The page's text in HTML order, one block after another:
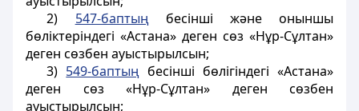
2) 547-баптың бесінші және оныншы
бөліктеріндегі «Астана» деген сөз «Нұр-Сұлтан»
деген сөзбен ауыстырылсын;
3) 549-баптың бесінші бөлігіндегі «Астана»
деген сөз «Нұр-Сұлтан» деген сөзбен
ауыстырылсын;